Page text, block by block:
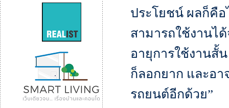
ประโยชน์ ผลก็คื
สามารถใช้งานไ
อายุการใช้งานสั้
ก็ลอกยาก และอา
รถยนต์อีกด้วย”